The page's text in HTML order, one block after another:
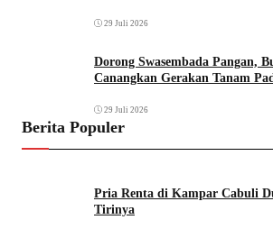
29 Juli 2026
Dorong Swasembada Pangan,
Canangkan Gerakan Tanam
29 Juli 2026
Berita Populer
Pria Renta di Kampar Cabuli
Tirinya